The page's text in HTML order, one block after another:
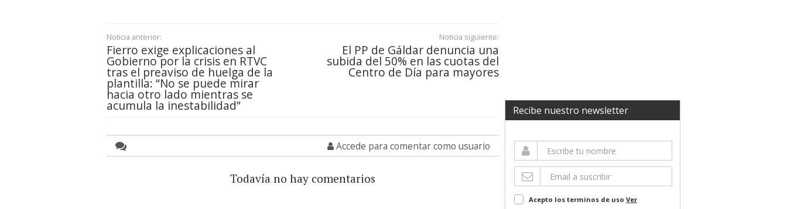
Noticia anterior:
Fierro exige explicaciones al
Gobierno por la crisis en RTVC
tras el preaviso de huelga de la
plantilla: “No se puede mirar
hacia otro lado mientras se
acumula la inestabilidad”
Noticia siguiente:
El PP de Gáldar denuncia una
subida del 50% en las cuotas del
Centro de Día para mayores
Accede para comentar como usuario
Todavía no hay comentarios
Recibe nuestro newsletter
Acepto los terminos de uso Ver